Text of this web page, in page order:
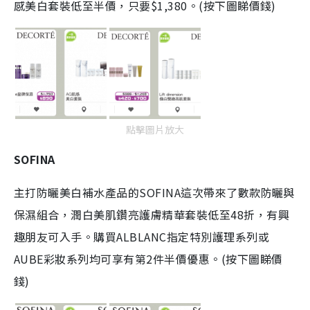
感美白套裝低至半價，只要$1,380。(按下圖睇價錢)
點擊圖片放大
SOFINA
主打防曬美白補水產品的SOFINA這次帶來了數款防曬與
保濕組合，潤白美肌鑽亮護膚精華套裝低至48折，有興
趣朋友可入手。購買ALBLANC指定特別護理系列或
AUBE彩妝系列均可享有第2件半價優惠。(按下圖睇價
錢)